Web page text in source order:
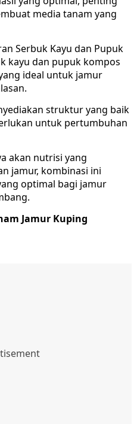
media tanam yang
Serbuk Kayu dan Pupuk
kayu dan pupuk kompos
ideal untuk jamur
struktur yang baik
untuk pertumbuhan
akan nutrisi yang
jamur, kombinasi ini
optimal bagi jamur
Jamur Kuping